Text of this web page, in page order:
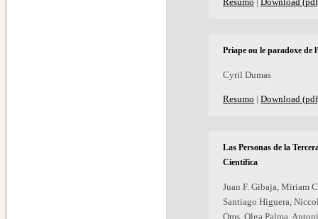
Priape ou le paradoxe de
Cyril Dumas
Resumo | Download
Las Personas de la
Científica
Juan F. Gibaja, Miriam
Santiago Higuera,
Oms, Olga Palma,